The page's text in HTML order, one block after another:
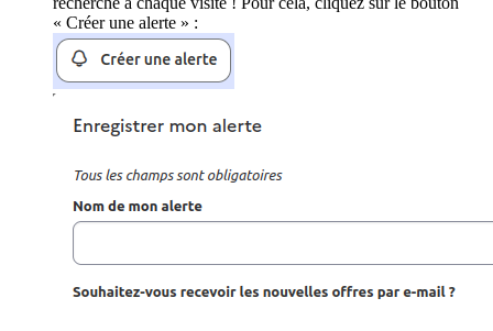
« Créer une alerte » :